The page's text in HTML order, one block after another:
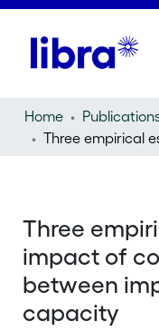
Home
Three
impact of
between
capacity